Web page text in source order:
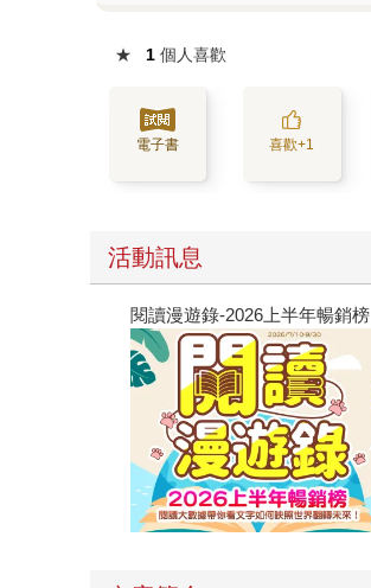
★ 1 個人喜歡
電子書 喜歡+1
活動訊息
閱讀漫遊錄-2026上半年暢銷榜